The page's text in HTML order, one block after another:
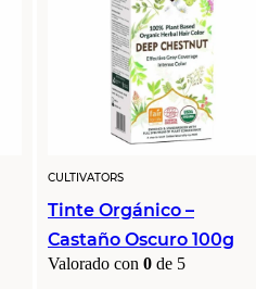
CULTIVATORS
Tinte Orgánico –
Castaño Oscuro 100g
Valorado con 0 de 5